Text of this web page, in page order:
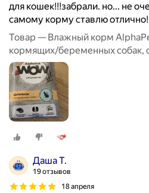
для кошек!!!забрали. но... не
самому корму ставлю
Товар — Влажный корм
кормящих/беременных собак,
Даша Т.
19 отзывов
18 апреля